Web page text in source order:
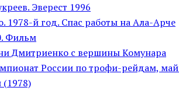
Эверест 1996
1978-й год. Спас работы на Ала-Арче
Фильм
Дмитриенко с вершины Комунара
России по трофи-рейдам, май
(1978)